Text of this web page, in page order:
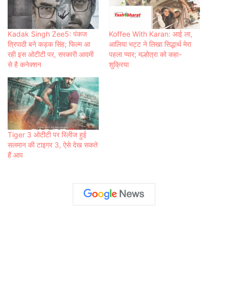
Kadak Singh Zee5: पंकज
त्रिपाठी बने कड़क सिंह; फिल्म आ
रही इस ओटीटी पर, सरकारी आदमी
से है कनेक्शन
Koffee With Karan: आई ला,
आलिया भट्ट ने लि‍खा सिद्धार्थ मेरा
पहला प्‍यार; मल्होत्रा को कहा-
शुक्रिया
Tiger 3 ओटीटी पर रिलीज हुई
सलमान की टाइगर 3, ऐसे देख सकते
हैं आप